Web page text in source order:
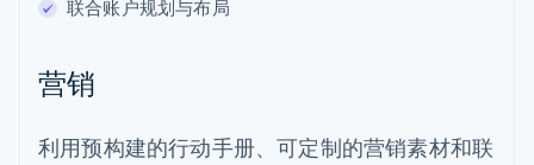
联合账户规划与布局
营销
利用预构建的行动手册、可定制的营销素材和联